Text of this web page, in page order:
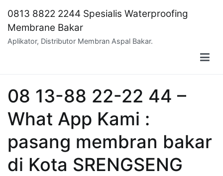
content
0813 8822 2244 Spesialis Waterproofing
Membrane Bakar
Aplikator, Distributor Membran Aspal Bakar.
08 13-88 22-22 44 –
What App Kami :
pasang membran bakar
di Kota SRENGSENG